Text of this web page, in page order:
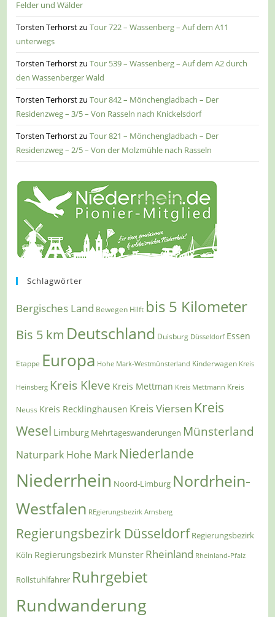
Felder und Wälder
Torsten TerhorstzuTour 722 – Wassenberg – Auf dem A11
unterwegs
Torsten TerhorstzuTour 539 – Wassenberg – Auf dem A2 durch
den Wassenberger Wald
Torsten TerhorstzuTour 842 – Mönchengladbach – Der
Residenzweg – 3/5 – Von Rasseln nach Knickelsdorf
Torsten TerhorstzuTour 821 – Mönchengladbach – Der
Residenzweg – 2/5 – Von der Molzmühle nach Rasseln
Schlagwörter
Bergisches Land Bewegen Hilft bis 5 Kilometer
Bis 5 km Deutschland Duisburg Düsseldorf Essen
Etappe Europa Hohe Mark-Westmünsterland Kinderwagen Kreis
Heinsberg Kreis Kleve Kreis Mettman Kreis Mettmann Kreis
Neuss Kreis Recklinghausen Kreis Viersen Kreis
Wesel Limburg Mehrtageswanderungen Münsterland
Naturpark Hohe Mark Niederlande
Niederrhein Noord-Limburg Nordrhein-
Westfalen REgierungsbezirk Arnsberg
Regierungsbezirk Düsseldorf Regierungsbezirk
Köln Regierungsbezirk Münster Rheinland Rheinland-Pfalz
Rollstuhlfahrer Ruhrgebiet
Rundwanderung